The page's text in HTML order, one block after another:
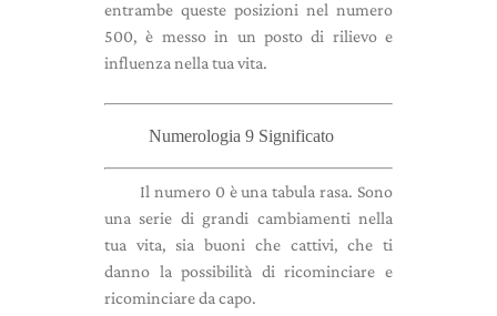
entrambe queste posizioni nel numero
500, è messo in un posto di rilievo e
influenza nella tua vita.
Numerologia 9 Significato
Il numero 0 è una tabula rasa. Sono
una serie di grandi cambiamenti nella
tua vita, sia buoni che cattivi, che ti
danno la possibilità di ricominciare e
ricominciare da capo.